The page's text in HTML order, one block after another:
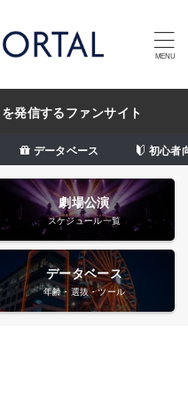
発信するファンサイト
データベース 初心者
劇場公演
スケジュール一覧
データベース
年齢・選抜・ツール